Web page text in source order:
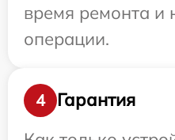
время ремонта и
операции.
4
Гарантия